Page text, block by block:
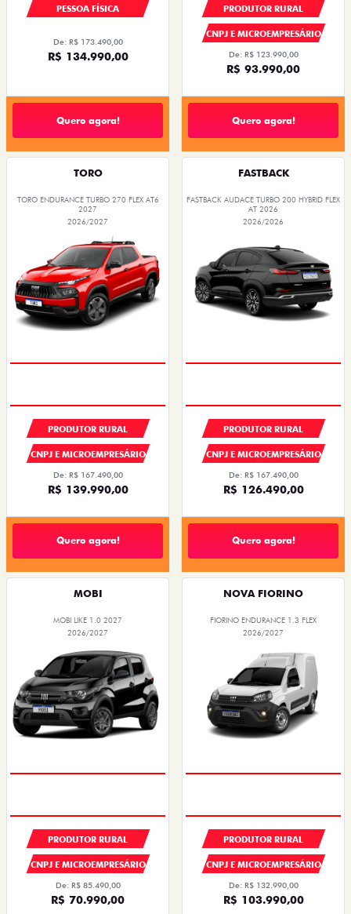
PESSOA FÍSICA
De: R$ 173.490,00
R$ 134.990,00
Quero agora!
PRODUTOR RURAL
CNPJ E MICROEMPRESÁRIO
De: R$ 123.990,00
R$ 93.990,00
Quero agora!
TORO
TORO ENDURANCE TURBO 270 FLEX AT6
2027
2026/2027
PRODUTOR RURAL
CNPJ E MICROEMPRESÁRIO
De: R$ 167.490,00
R$ 139.990,00
Quero agora!
FASTBACK
FASTBACK AUDACE TURBO 200 HYBRID FLEX
AT 2026
2026/2026
PRODUTOR RURAL
CNPJ E MICROEMPRESÁRIO
De: R$ 167.490,00
R$ 126.490,00
Quero agora!
MOBI
MOBI LIKE 1.0 2027
2026/2027
PRODUTOR RURAL
CNPJ E MICROEMPRESÁRIO
De: R$ 85.490,00
R$ 70.990,00
NOVA FIORINO
FIORINO ENDURANCE 1.3 FLEX
2026/2027
PRODUTOR RURAL
CNPJ E MICROEMPRESÁRIO
De: R$ 132.990,00
R$ 103.990,00